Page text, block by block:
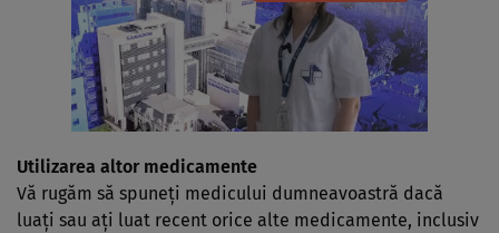
Utilizarea altor medicamente
Vă rugăm să spuneţi medicului dumneavoastră dacă
luaţi sau aţi luat recent orice alte medicamente, inclusiv